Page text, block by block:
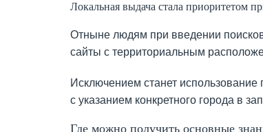
Локальная выдача стала приоритетом
Отныне людям при введении
сайты с территориальным
Исключением станет
с указанием конкретного города в
Где можно получить основные